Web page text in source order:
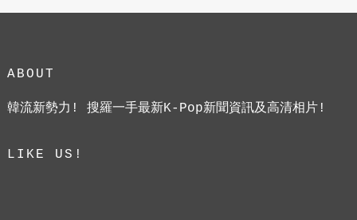
ABOUT
韓流新勢力! 搜羅一手最新K-Pop新聞資訊及高清相片!
LIKE US!